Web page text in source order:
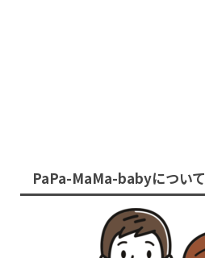
PaPa-MaMa-babyについて